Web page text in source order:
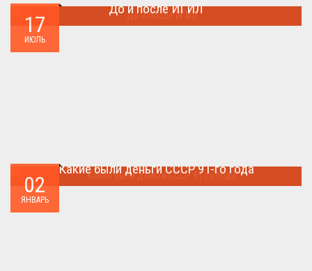
17
ИЮЛЬ
До и после ИГИЛ
02
ЯНВАРЬ
Какие были деньги СССР 91-го года